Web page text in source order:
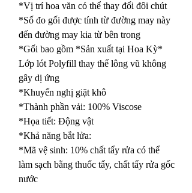
*Vị trí hoa văn có thể thay đổi đôi chút
*Số đo gối được tính từ đường may này
đến đường may kia từ bên trong
*Gối bao gồm *Sản xuất tại Hoa Kỳ*
Lớp lót Polyfill thay thế lông vũ không
gây dị ứng
*Khuyến nghị giặt khô
*Thành phần vải: 100% Viscose
*Họa tiết: Động vật
*Khả năng bắt lửa:
*Mã vệ sinh: 10% chất tẩy rửa có thể
làm sạch bằng thuốc tẩy, chất tẩy rửa gốc
nước